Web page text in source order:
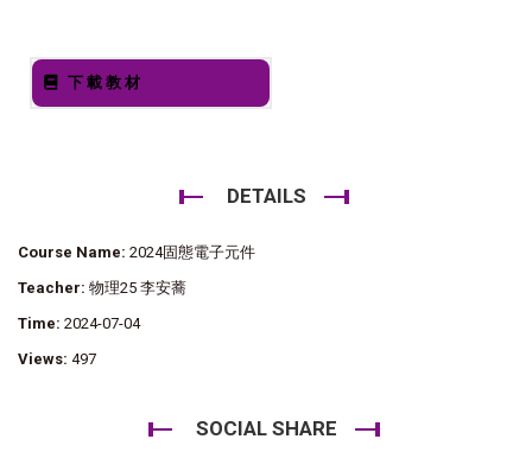
下載教材
DETAILS
Course Name: 2024固態電子元件
Teacher: 物理25 李安蕎
Time: 2024-07-04
Views: 497
SOCIAL SHARE